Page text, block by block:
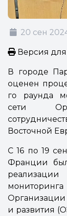
20 сен
Версия для
В городе
оценен
го раунда
сети
Восточной
С 16 по 19
Франции
Организации
и развития